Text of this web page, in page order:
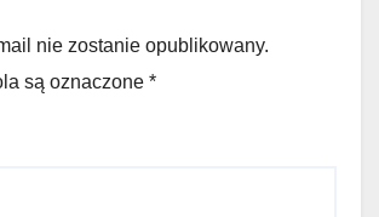
nie zostanie opublikowany.
są oznaczone *